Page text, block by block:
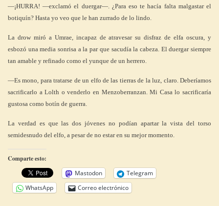
—¡HURRA! —exclamó el duergar—. ¿Para eso te hacía falta malgastar el
botiquín? Hasta yo veo que le han zurrado de lo lindo.
La drow miró a Umrae, incapaz de atravesar su disfraz de elfa oscura, y
esbozó una media sonrisa a la par que sacudía la cabeza. El duergar siempre
tan amable y refinado como el yunque de un herrero.
—Es mono, para tratarse de un elfo de las tierras de la luz, claro. Deberíamos
sacrificarlo a Lolth o venderlo en Menzoberranzan. Mi Casa lo sacrificaría
gustosa como botín de guerra.
La verdad es que las dos jóvenes no podían apartar la vista del torso
semidesnudo del elfo, a pesar de no estar en su mejor momento.
Comparte esto:
Mastodon
Telegram
WhatsApp
Correo electrónico